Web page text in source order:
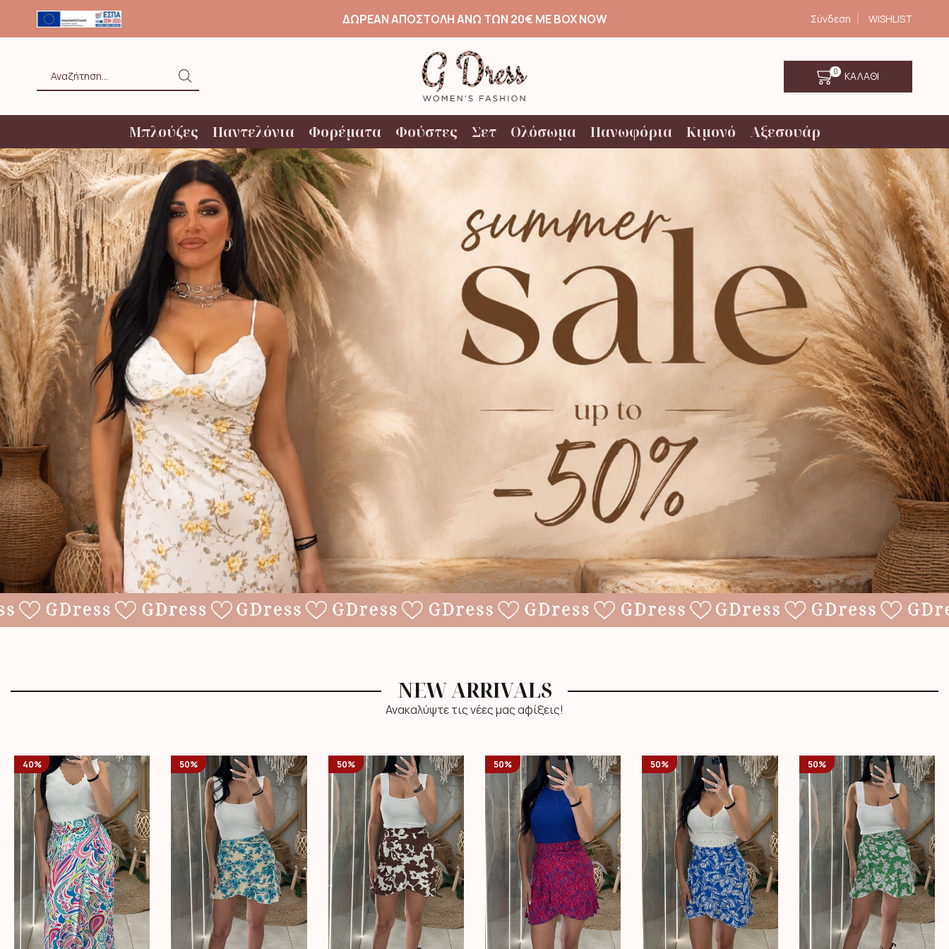
ΑΝΩ ΤΩΝ 20€ ΜΕ BOX NOW ΔΩΡΕΑΝ ΑΠΟΣΤΟΛΗ ΑΝΩ ΤΩΝ 20€ ΜΕ BOX NOW Σύνδεση WISHLIST
input
0 ΚΑΛΑΘΙ
Μπλούζες Παντελόνια Φορέματα Φούστες Σετ Ολόσωμα Πανωφόρια Κιμονό Αξεσουάρ
NEW ARRIVALS
Ανακαλύψτε τις νέες μας αφίξεις!
40% 50% 50% 50% 50% 50%